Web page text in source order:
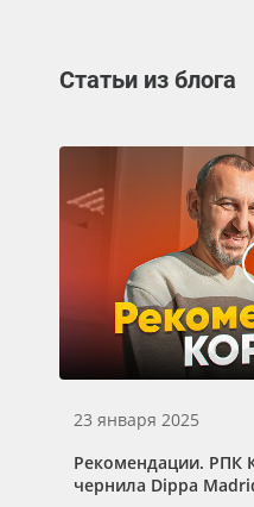
Статьи из блога
23 января 2025
Рекомендации. РПК
чернила Dippa